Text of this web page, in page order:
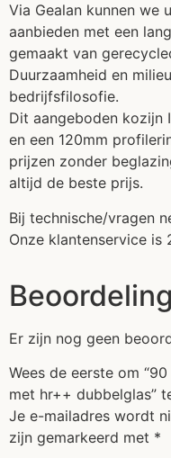
Via Gealan kunnen we
aanbieden met een
gemaakt van
Duurzaamheid en
bedrijfsfilosofie.
Dit aangeboden kozijn
en een 120mm
prijzen zonder
altijd de beste prijs.
Bij technische/vragen
Onze klantenservice is
Er zijn nog geen
Wees de eerste om
met hr++ dubbelglas”
Je e-mailadres wordt
zijn gemarkeerd met *